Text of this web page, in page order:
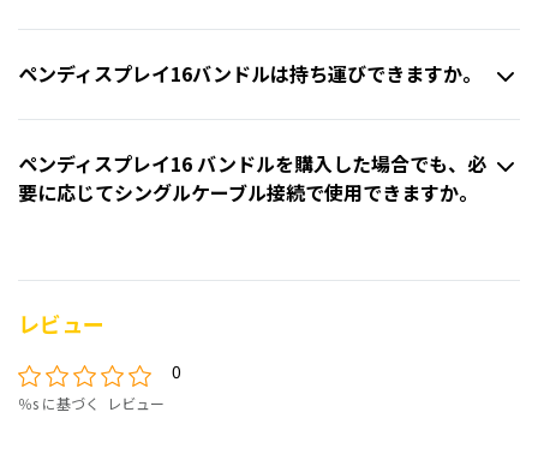
ペンディスプレイ16バンドルは持ち運びできますか。
ペンディスプレイ16 バンドルを購入した場合でも、必
要に応じてシングルケーブル接続で使用できますか。
レビュー
0
％s に基づく レビュー